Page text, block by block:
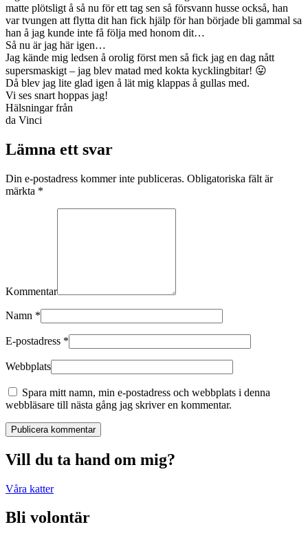
matte plötsligt å så nu för ett tag sen så försvann husse också, han
var tvungen att flytta dit han fick hjälp för han började bli gammal sa
han å jag kunde inte få följa med honom dit…
Så nu är jag här igen…
Jag kände mig ledsen å orolig först men så fick jag en dag nått
supersmaskigt – jag blev matad med kokta kycklingbitar! 😛
Då blev jag lite glad igen å lät mig klappas å gullas med.
Vi ses snart hoppas jag!
Hälsningar från
da Vinci
Lämna ett svar
Din e-postadress kommer inte publiceras. Obligatoriska fält är
märkta *
Kommentar
Namn *
E-postadress *
Webbplats
Spara mitt namn, min e-postadress och webbplats i denna
webbläsare till nästa gång jag skriver en kommentar.
Publicera kommentar
Vill du ta hand om mig?
Våra katter
Bli volontär